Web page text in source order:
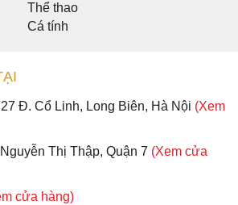
Thể thao
Cá tính
Đ. Cổ Linh, Long Biên, Hà Nội (Xem
Thị Thập, Quận 7 (Xem cửa
cửa hàng)